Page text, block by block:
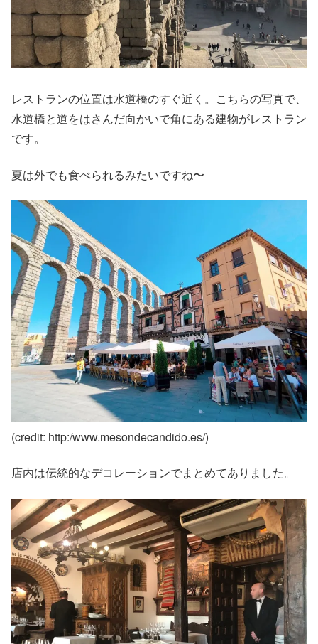
レストランの位置は水道橋のすぐ近く。こちらの写真で、
水道橋と道をはさんだ向かいで角にある建物がレストラン
です。
夏は外でも食べられるみたいですね〜
(credit: http:/www.mesondecandido.es/)
店内は伝統的なデコレーションでまとめてありました。